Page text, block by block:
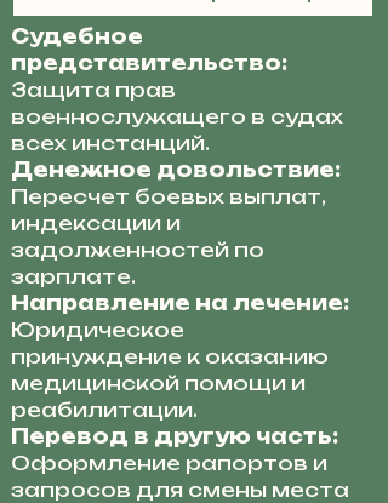
Судебное
представительство:
Защита прав
военнослужащего в судах
всех инстанций.
Денежное довольствие:
Пересчет боевых выплат,
индексации и
задолженностей по
зарплате.
Направление на лечение:
Юридическое
принуждение к оказанию
медицинской помощи и
реабилитации.
Перевод в другую часть:
Оформление рапортов и
запросов для смены места